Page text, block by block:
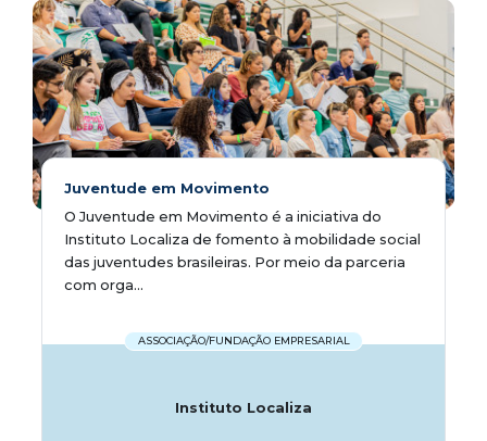
Juventude em Movimento
O Juventude em Movimento é a iniciativa do
Instituto Localiza de fomento à mobilidade social
das juventudes brasileiras. Por meio da parceria
com orga...
ASSOCIAÇÃO/FUNDAÇÃO EMPRESARIAL
Instituto Localiza